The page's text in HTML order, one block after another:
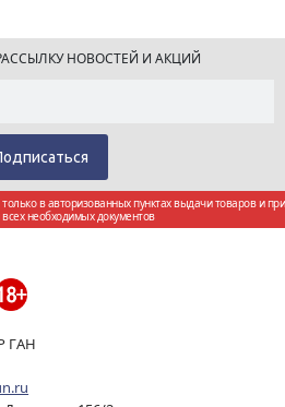
НОВОСТЕЙ И АКЦИЙ
в авторизованных пунктах выдачи товаров и при
необходимых документов
ГАН